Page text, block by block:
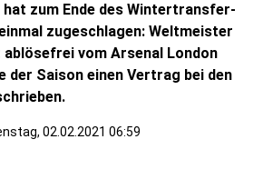
hat zum Ende des Wintertransfer-
zugeschlagen: Weltmeister
vom Arsenal London
der Saison einen Vertrag bei den
02.02.2021 06:59